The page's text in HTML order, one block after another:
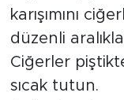
karışımını
düzenli
Ciğerler
sıcak tutun.